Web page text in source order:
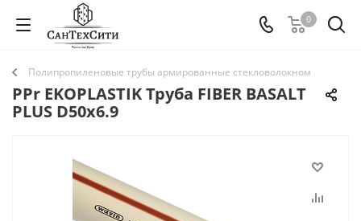
0
Полипропиленовые трубы армированные стекловолокном
PPr EKOPLASTIK Труба FIBER BASALT
PLUS D50х6.9